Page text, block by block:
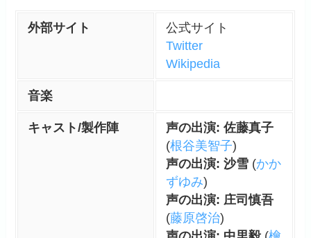
外部サイト
公式サイト
Twitter
Wikipedia
音楽
キャスト/製作陣
声の出演: 佐藤真子
(根谷美智子)
声の出演: 沙雪(かか
ずゆみ)
声の出演: 庄司慎吾
(藤原啓治)